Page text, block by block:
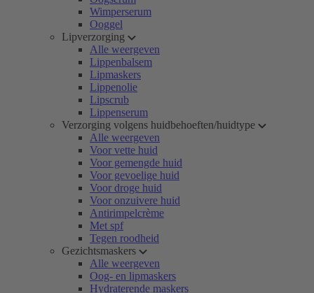
Wimperserum
Ooggel
Lipverzorging
Alle weergeven
Lippenbalsem
Lipmaskers
Lippenolie
Lipscrub
Lippenserum
Verzorging volgens huidbehoeften/huidtype
Alle weergeven
Voor vette huid
Voor gemengde huid
Voor gevoelige huid
Voor droge huid
Voor onzuivere huid
Antirimpelcrème
Met spf
Tegen roodheid
Gezichtsmaskers
Alle weergeven
Oog- en lipmaskers
Hydraterende maskers